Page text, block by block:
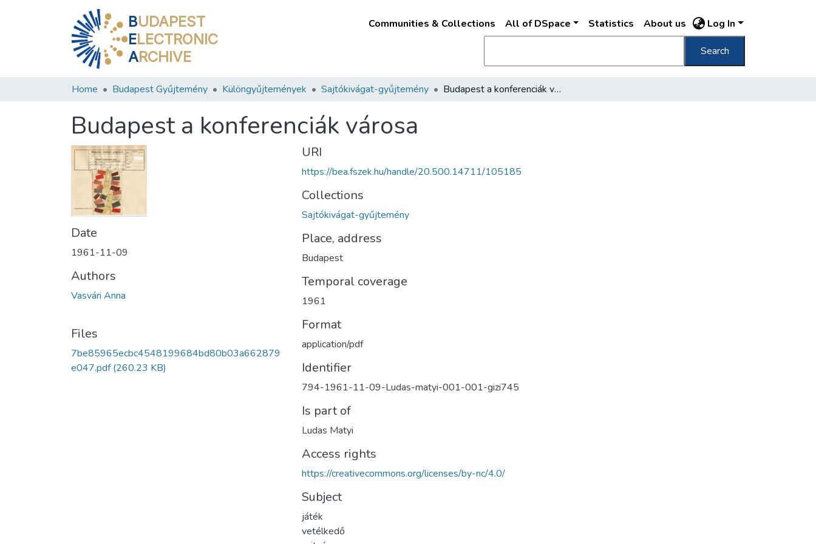
BUDAPEST
ELECTRONIC
ARCHIVE
Communities & Collections All of DSpace Statistics About us Log In
Search
Home Budapest Gyűjtemény Különgyűjtemények Sajtókivágat-gyűjtemény Budapest a konferenciák városa
Budapest a konferenciák városa
Date
1961-11-09
Authors
Vasvári Anna
Files
7be85965ecbc4548199684bd80b03a662879
e047.pdf(260.23 KB)
URI
https://bea.fszek.hu/handle/20.500.14711/105185
Collections
Sajtókivágat-gyűjtemény
Place, address
Budapest
Temporal coverage
1961
Format
application/pdf
Identifier
794-1961-11-09-Ludas-matyi-001-001-gizi745
Is part of
Ludas Matyi
Access rights
https://creativecommons.org/licenses/by-nc/4.0/
Subject
játék
vetélkedő